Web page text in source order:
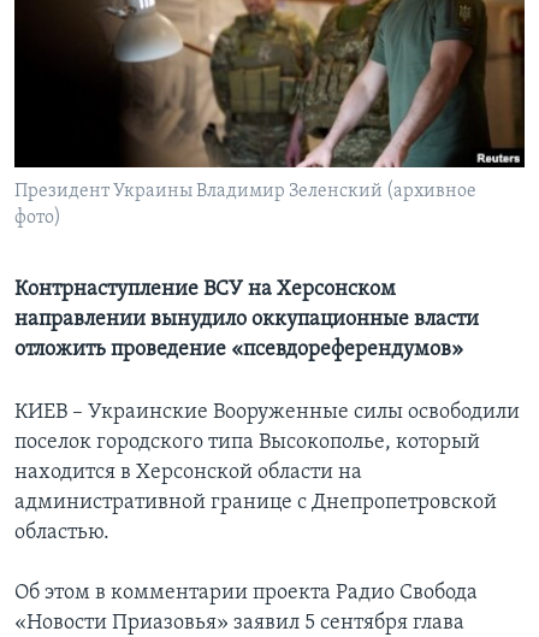
Learning English
СОЦИАЛЬНЫЕ СЕТИ
Языки
Президент Украины Владимир Зеленский (архивное
фото)
Контрнаступление ВСУ на Херсонском
направлении вынудило оккупационные власти
отложить проведение «псевдореферендумов»
КИЕВ – Украинские Вооруженные силы освободили
поселок городского типа Высокополье, который
находится в Херсонской области на
административной границе с Днепропетровской
областью.
Об этом в комментарии проекта Радио Свобода
«Новости Приазовья» заявил 5 сентября глава